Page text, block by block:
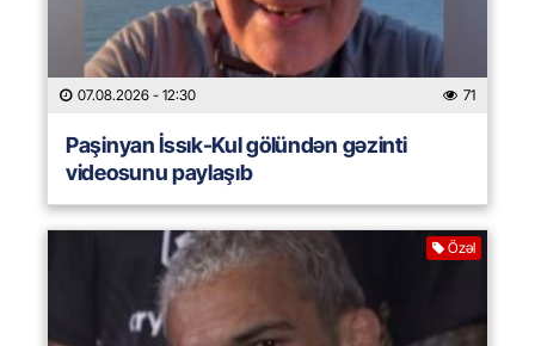
07.08.2026 - 12:30 71
Paşinyan İssık-Kul gölündən gəzinti
videosunu paylaşıb
Özəl